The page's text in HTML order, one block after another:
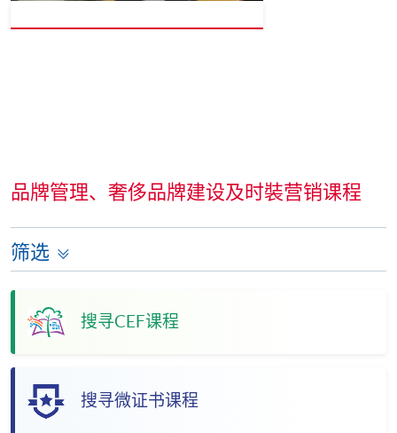
品牌管理、奢侈品牌建设及时裝营销课程
筛选
搜寻CEF课程
搜寻微证书课程